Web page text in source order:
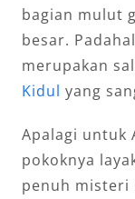
bagian mulut
besar.
merupakan
Kidul yang
Apalagi untuk
pokoknya
penuh misteri